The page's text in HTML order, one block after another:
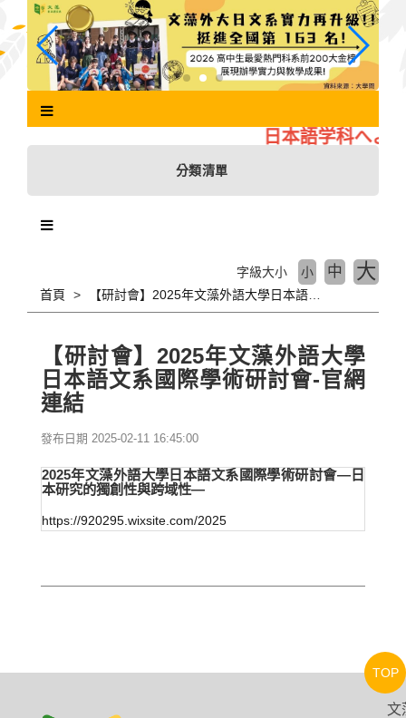
主
日本語学科へよう
分類清單
首頁
字級大小 小 中 大
【研討會】2025年文藻外語大學
日本語文系國際學術研討會-官網
連結
發布日期 2025-02-11 16:45:00
2025年文藻外語大學日本語文系國際學術研討會―日
本研究的獨創性與跨域性―
https://920295.wixsite.com/2025
文
TOP